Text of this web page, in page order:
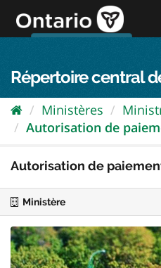
directement
au
Répertoire central
Ministères
Autorisation de
Autorisation de
Ministère